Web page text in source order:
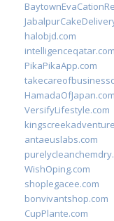
halobjd.com
intelligenceqatar.com
PikaPikaApp.com
HamadaOfJapan.com
VersifyLifestyle.com
antaeuslabs.com
WishOping.com
shoplegacee.com
bonvivantshop.com
CupPlante.com